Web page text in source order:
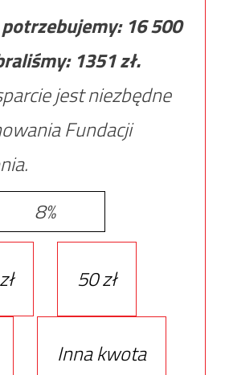
16 500
1351zł.
jest niezbędne
Fundacji
8%
50 zł
Inna kwota